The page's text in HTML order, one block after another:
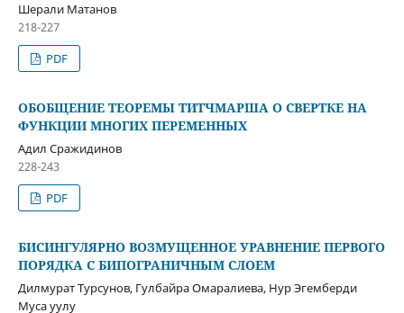
Шерали Матанов
218-227
PDF
ОБОБЩЕНИЕ ТЕОРЕМЫ ТИТЧМАРША О СВЕРТКЕ НА
ФУНКЦИИ МНОГИХ ПЕРЕМЕННЫХ
Адил Сражидинов
228-243
PDF
БИСИНГУЛЯРНО ВОЗМУЩЕННОЕ УРАВНЕНИЕ ПЕРВОГО
ПОРЯДКА С БИПОГРАНИЧНЫМ СЛОЕМ
Дилмурат Турсунов, Гулбайра Омаралиева, Нур Эгемберди
Муса уулу